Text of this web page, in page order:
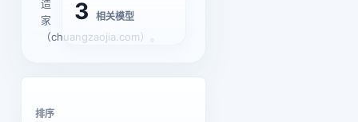
造
家
（chuangzaojia.com）。
3 相关模型
排序